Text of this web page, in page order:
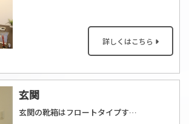
詳しくはこちら
玄関
玄関の靴箱はフロートタイプすることにより、土間スペースが広がり、以前よりも玄関が広々とした印象になりました。また、靴箱の下部に間接照明を入れて、演出しました。天井の人感センサー付ダウンライトと連動して間接照明も自動点灯するので、消し忘れもなく便利です。